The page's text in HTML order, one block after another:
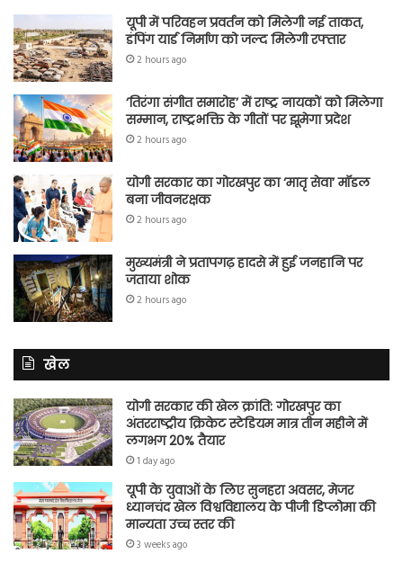
यूपी में परिवहन प्रवर्तन को मिलेगी नई ताकत,
डंपिंग यार्ड निर्माण को जल्द मिलेगी रफ्तार
2 hours ago
‘तिरंगा संगीत समारोह’ में राष्ट्र नायकों को मिलेगा
सम्मान, राष्ट्रभक्ति के गीतों पर झूमेगा प्रदेश
2 hours ago
योगी सरकार का गोरखपुर का ‘मातृ सेवा’ मॉडल
बना जीवनरक्षक
2 hours ago
मुख्यमंत्री ने प्रतापगढ़ हादसे में हुई जनहानि पर
जताया शोक
2 hours ago
खेल
योगी सरकार की खेल क्रांति: गोरखपुर का
अंतरराष्ट्रीय क्रिकेट स्टेडियम मात्र तीन महीने में
लगभग 20% तैयार
1 day ago
यूपी के युवाओं के लिए सुनहरा अवसर, मेजर
ध्यानचंद खेल विश्वविद्यालय के पीजी डिप्लोमा की
मान्यता उच्च स्तर की
3 weeks ago